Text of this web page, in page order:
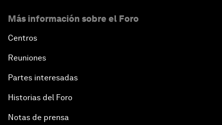
Más información sobre el Foro
Centros
Reuniones
Partes interesadas
Historias del Foro
Notas de prensa